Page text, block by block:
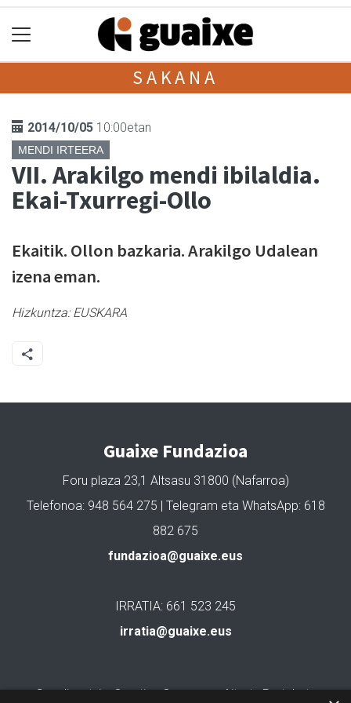
SAKANA
2014/10/05 10:00etan
MENDI IRTEERA
VII. Arakilgo mendi ibilaldia.
Ekai-Txurregi-Ollo
Ekaitik. Ollon bazkaria. Arakilgo Udalean
izena eman.
Hizkuntza:EUSKARA
Guaixe Fundazioa
Foru plaza 23,1 Altsasu 31800 (Nafarroa)
Telefonoa: 948 564 275 | Telegram eta WhatsApp: 618
882 675
fundazioa@guaixe.eus
IRRATIA: 661 523 245
irratia@guaixe.eus
Gure lizentzia: Creative Commons Aitortu Partekatu